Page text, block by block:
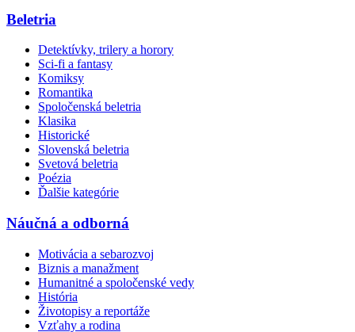
Beletria
Detektívky, trilery a horory
Sci-fi a fantasy
Komiksy
Romantika
Spoločenská beletria
Klasika
Historické
Slovenská beletria
Svetová beletria
Poézia
Ďalšie kategórie
Náučná a odborná
Motivácia a sebarozvoj
Biznis a manažment
Humanitné a spoločenské vedy
História
Životopisy a reportáže
Vzťahy a rodina